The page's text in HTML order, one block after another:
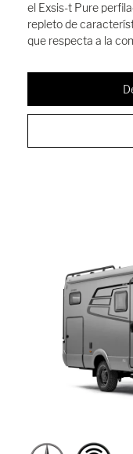
el Exsis-t Pure
repleto de
que respecta a la